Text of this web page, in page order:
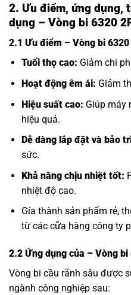
2. Ưu điểm, ứng dụng,
dụng – Vòng bi 6320
2.1 Ưu điểm – Vòng bi 6320
Tuổi thọ cao: Giảm chi
Hoạt động êm ái: Giảm
Hiệu suất cao: Giúp máy
hiệu quả.
Dễ dàng lắp đặt và bảo
sức.
Khả năng chịu nhiệt tốt:
nhiệt độ cao.
Gía thành sản phẩm rẻ,
từ các cữa hàng công ty
2.2 Ứng dụng của – Vòng bi
Vòng bi cầu rãnh sâu được
ngành công nghiệp sau: